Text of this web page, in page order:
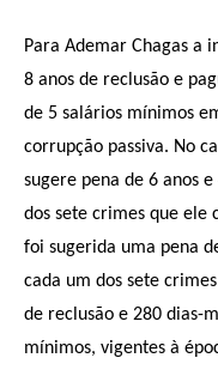
Para Ademar Chagas a
8 anos de reclusão e
de 5 salários mínimos
corrupção passiva. No
sugere pena de 6 anos
dos sete crimes que ele
foi sugerida uma pena
cada um dos sete
de reclusão e 280 dias-
mínimos, vigentes à